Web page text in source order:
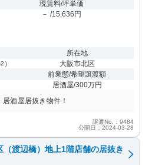
現賃料/坪単価
－ /15,636円
2 ）
所在地
大阪市北区
前業態/希望譲渡額
居酒屋/300万円
酒屋居抜き物件！
譲渡No.：9484
公開日：2024-03-28
（渡辺橋）地上1階店舗の居抜き